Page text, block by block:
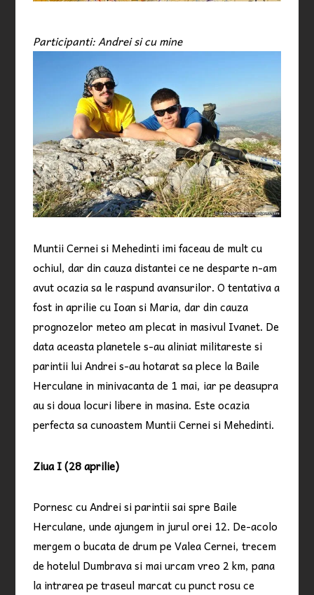
Participanti: Andrei si cu mine
Muntii Cernei si Mehedinti imi faceau de mult cu
ochiul, dar din cauza distantei ce ne desparte n-am
avut ocazia sa le raspund avansurilor. O tentativa a
fost in aprilie cu Ioan si Maria, dar din cauza
prognozelor meteo am plecat in masivul Ivanet. De
data aceasta planetele s-au aliniat militareste si
parintii lui Andrei s-au hotarat sa plece la Baile
Herculane in minivacanta de 1 mai, iar pe deasupra
au si doua locuri libere in masina. Este ocazia
perfecta sa cunoastem Muntii Cernei si Mehedinti.
Ziua I (28 aprilie)
Pornesc cu Andrei si parintii sai spre Baile
Herculane, unde ajungem in jurul orei 12. De-acolo
mergem o bucata de drum pe Valea Cernei, trecem
de hotelul Dumbrava si mai urcam vreo 2 km, pana
la intrarea pe traseul marcat cu punct rosu ce